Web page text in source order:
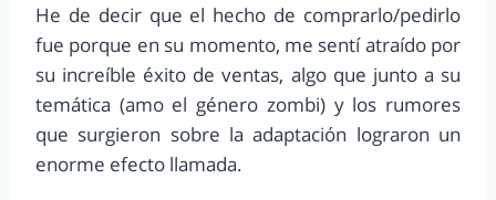
He de decir que el hecho de comprarlo/pedirlo
fue porque en su momento, me sentí atraído por
su increíble éxito de ventas, algo que junto a su
temática (amo el género zombi) y los rumores
que surgieron sobre la adaptación lograron un
enorme efecto llamada.